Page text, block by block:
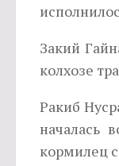
Закий
колхозе
Ракиб
началась
кормилец